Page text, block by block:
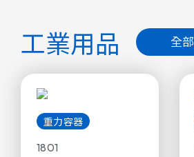
工業用品 全部
重力容器
1801